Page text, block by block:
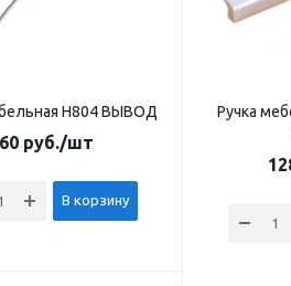
Н804 ВЫВОД
60руб./шт
В корзину
Ручка